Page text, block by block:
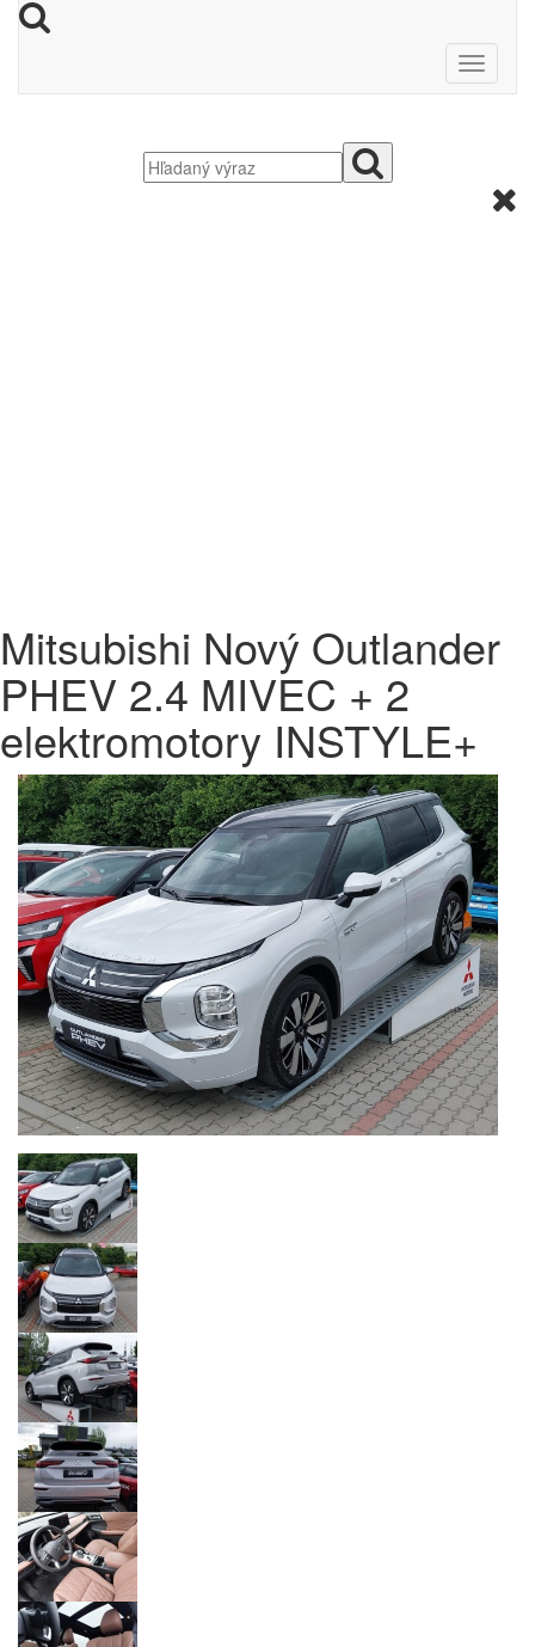
Mitsubishi Nový Outlander
PHEV 2.4 MIVEC + 2
elektromotory INSTYLE+